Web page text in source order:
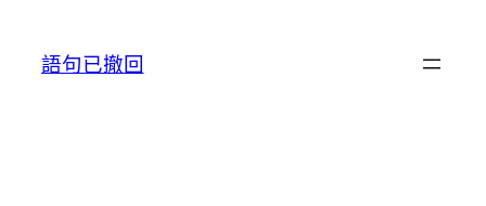
語句已撤回